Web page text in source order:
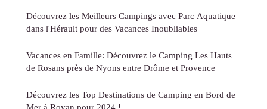
Découvrez les Meilleurs Campings avec Parc Aquatique
dans l'Hérault pour des Vacances Inoubliables
Vacances en Famille: Découvrez le Camping Les Hauts
de Rosans près de Nyons entre Drôme et Provence
Découvrez les Top Destinations de Camping en Bord de